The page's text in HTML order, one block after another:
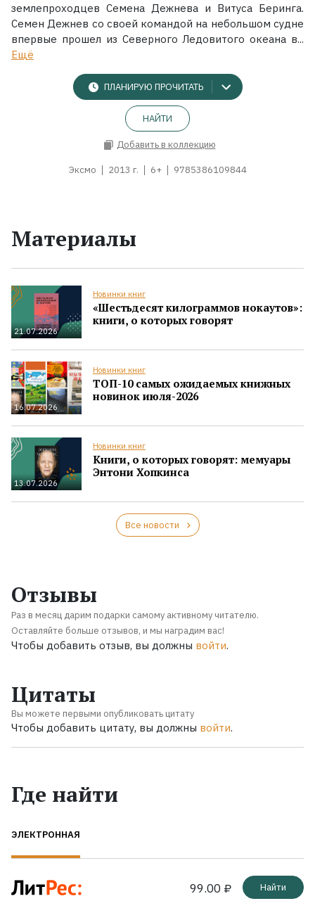
землепроходцев Семена Дежнева и Витуса Беринга.
Семен Дежнев со своей командой на небольшом судне
впервые прошел из Северного Ледовитого океана в...
Ещё
ПЛАНИРУЮ ПРОЧИТАТЬ
НАЙТИ
Добавить в коллекцию
Эксмо 2013 г. 6+ 9785386109844
Материалы
21.07.2026
Новинки книг
«Шестьдесят килограммов нокаутов»:
книги, о которых говорят
16.07.2026
Новинки книг
ТОП-10 самых ожидаемых книжных
новинок июля-2026
13.07.2026
Новинки книг
Книги, о которых говорят: мемуары
Энтони Хопкинса
Все новости
Отзывы
Раз в месяц дарим подарки самому активному читателю.
Оставляйте больше отзывов, и мы наградим вас!
Чтобы добавить отзыв, вы должны войти.
Цитаты
Вы можете первыми опубликовать цитату
Чтобы добавить цитату, вы должны войти.
Где найти
ЭЛЕКТРОННАЯ
99.00 ₽ Найти